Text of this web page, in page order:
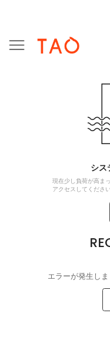
シス
現在少し負荷が高ま
アクセスしてくださ
エラーが発生し